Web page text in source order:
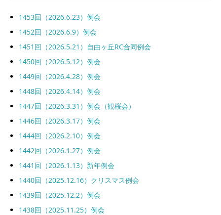
1453回（2026.6.23）例会
1452回（2026.6.9）例会
1451回（2026.5.21）自由ヶ丘RC合同例会
1450回（2026.5.12）例会
1449回（2026.4.28）例会
1448回（2026.4.14）例会
1447回（2026.3.31）例会（観桜会）
1446回（2026.3.17）例会
1444回（2026.2.10）例会
1442回（2026.1.27）例会
1441回（2026.1.13）新年例会
1440回（2025.12.16）クリスマス例会
1439回（2025.12.2）例会
1438回（2025.11.25）例会